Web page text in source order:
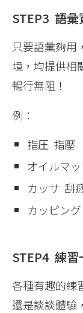
STEP3 語彙
只要語彙夠用
境，均提供相
暢行無阻！
例：
指圧 指壓
オイルマ
カッサ 刮
カッピン
STEP4 練習
各種有趣的練
還是談談體驗